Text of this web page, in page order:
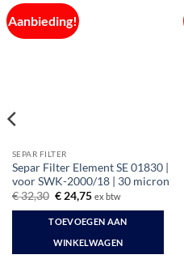
Aanbieding!
SEPAR FILTER
Separ Filter Element SE 01830 |
voor SWK-2000/18 | 30 micron
€32,30 Oorspronkelijke
was:
€ 32,30.
€24,75Huidige
is:
€ 24,75.
ex btw
TOEVOEGEN AAN
WINKELWAGEN